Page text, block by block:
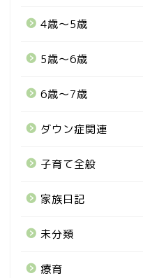
4歳〜5歳
5歳〜6歳
6歳〜7歳
ダウン症関連
子育て全般
家族日記
未分類
療育